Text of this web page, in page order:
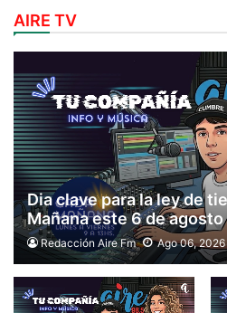
AIRE TV
Dia clave para la ley de
Mañana este 6 de
todo
Redacción Aire Fm Ago 06, 2026